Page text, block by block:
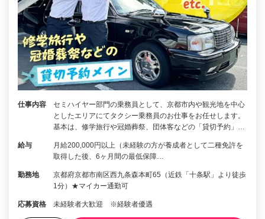
仕事内容
セミハイヤー部門の乗務員として、京都市内や観光地を中心
としたエリアにてタクシー乗務員のお仕事をお任せします。
基本は、修学旅行や冠婚葬祭、団体客などの「貸切予約」…
給与
月給200,000円以上（未経験の方が養成者として二種免許を
取得した後、6ヶ月間の最低保障…
勤務地
京都府京都市南区西九条森本町65（近鉄「十条駅」より徒歩
1分）★マイカー通勤可
応募資格 未経験者大歓迎 ※経験者優遇